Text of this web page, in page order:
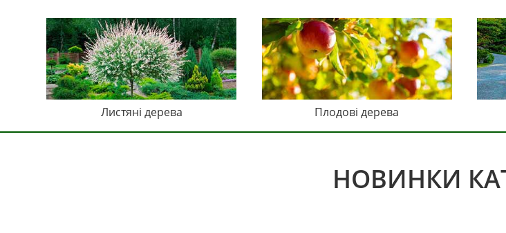
Листяні дерева Плодові дерева
НОВИНКИ